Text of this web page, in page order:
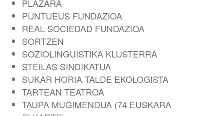
PLAZARA
PUNTUEUS FUNDAZIOA
REAL SOCIEDAD FUNDAZIOA
SORTZEN
SOZIOLINGUISTIKA KLUSTERRA
STEILAS SINDIKATUA
SUKAR HORIA TALDE EKOLOGISTA
TARTEAN TEATROA
TAUPA MUGIMENDUA (74 EUSKARA